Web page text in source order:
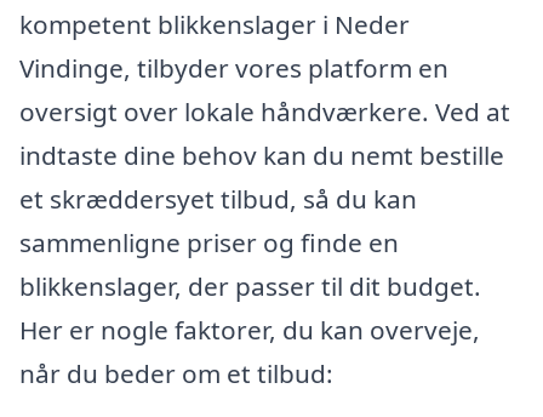
kompetent blikkenslager i Neder
Vindinge, tilbyder vores platform en
oversigt over lokale håndværkere. Ved at
indtaste dine behov kan du nemt bestille
et skræddersyet tilbud, så du kan
sammenligne priser og finde en
blikkenslager, der passer til dit budget.
Her er nogle faktorer, du kan overveje,
når du beder om et tilbud: